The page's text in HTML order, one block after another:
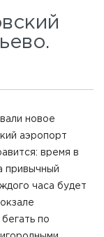
новое
аэропорт
время в
привычный
часа будет
по